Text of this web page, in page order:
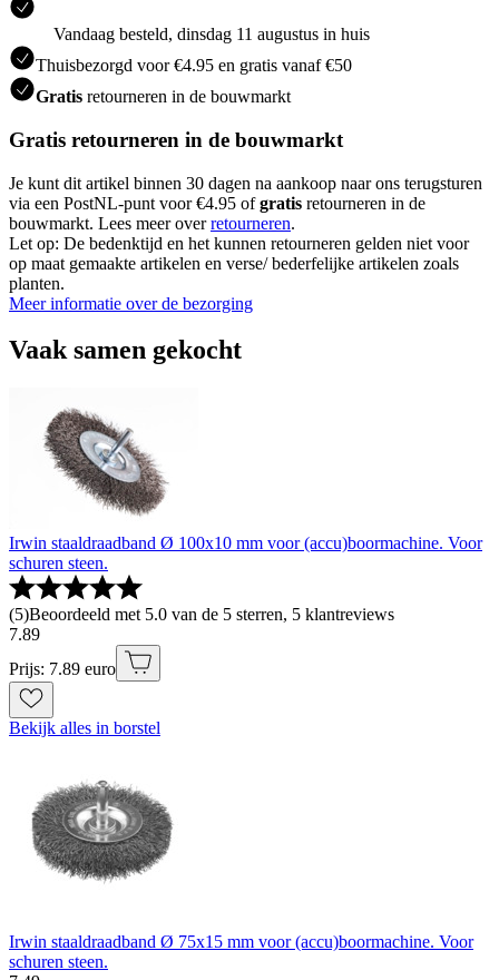
Vandaag besteld, dinsdag 11 augustus in huis
Thuisbezorgd voor €4.95 en gratis vanaf €50
Gratis retourneren in de bouwmarkt
Gratis retourneren in de bouwmarkt
Je kunt dit artikel binnen 30 dagen na aankoop naar ons terugsturen
via een PostNL-punt voor €4.95 ofgratis retourneren in de
bouwmarkt. Lees meer overretourneren.
Let op: De bedenktijd en het kunnen retourneren gelden niet voor
op maat gemaakte artikelen en verse/ bederfelijke artikelen zoals
planten.
Meer informatie over de bezorging
Vaak samen gekocht
Irwin staaldraadband Ø 100x10 mm voor (accu)boormachine. Voor
schuren steen.
(5)Beoordeeld met 5.0 van de 5 sterren, 5 klantreviews
7.89
Prijs: 7.89 euro
Bekijk alles in borstel
Irwin staaldraadband Ø 75x15 mm voor (accu)boormachine. Voor
schuren steen.